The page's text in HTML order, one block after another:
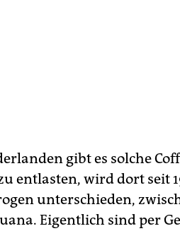
gibt es solche
entlasten, wird dort seit
unterschieden,
Eigentlich sind per